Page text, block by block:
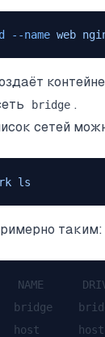
--name web
bridge .
сетей
ls
таким:
NAME
bridge
host